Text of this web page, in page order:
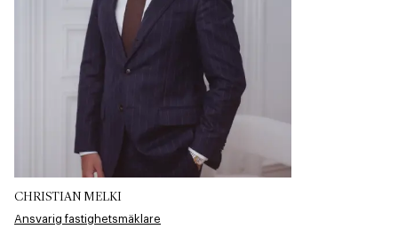
CHRISTIAN MELKI
Ansvarig fastighetsmäklare